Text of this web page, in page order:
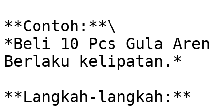
**Contoh:**\
*Beli 10 Pcs Gula Aren
Berlaku kelipatan.*
**Langkah-langkah:**